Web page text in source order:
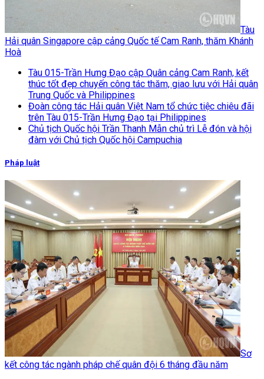
Tàu
Hải quân Singapore cập cảng Quốc tế Cam Ranh, thăm Khánh
Hoà
Tàu 015-Trần Hưng Đạo cập Quân cảng Cam Ranh, kết
thúc tốt đẹp chuyến công tác thăm, giao lưu với Hải quân
Trung Quốc và Philippines
Đoàn công tác Hải quân Việt Nam tổ chức tiệc chiêu đãi
trên Tàu 015-Trần Hưng Đạo tại Philippines
Chủ tịch Quốc hội Trần Thanh Mẫn chủ trì Lễ đón và hội
đàm với Chủ tịch Quốc hội Campuchia
Pháp luật
Sơ
kết công tác ngành pháp chế quân đội 6 tháng đầu năm